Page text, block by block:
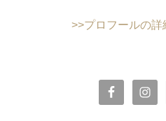
>>プロフールの